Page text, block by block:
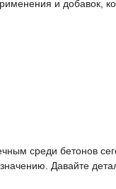
и добавок,
среди бетонов
Давайте